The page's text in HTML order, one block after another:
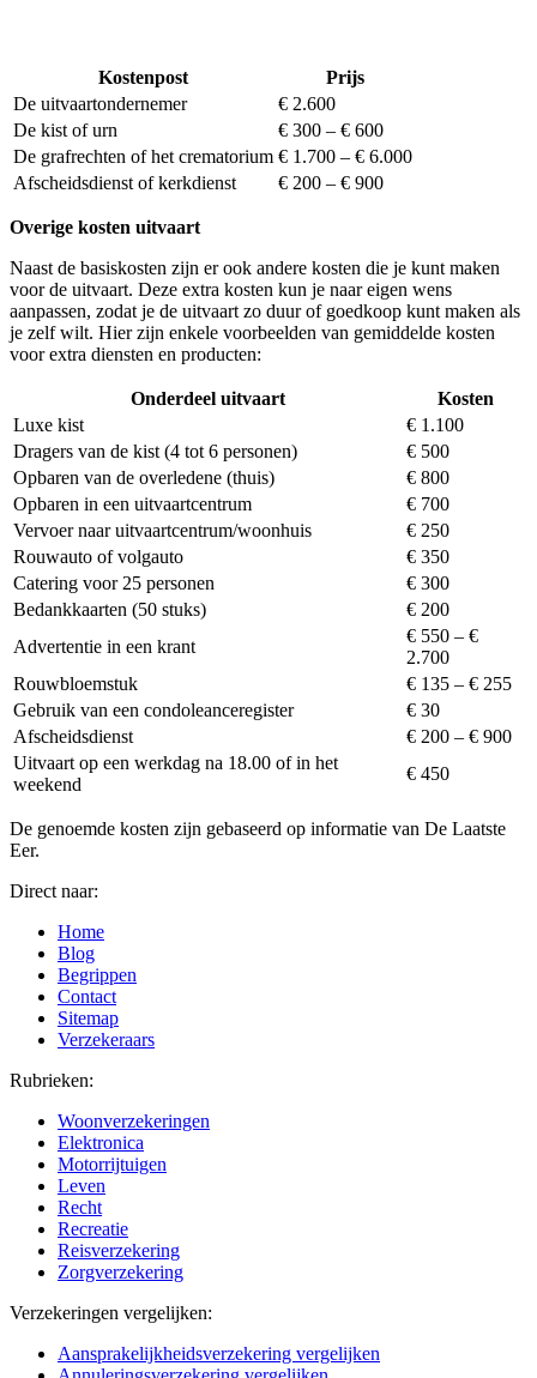
Kostenpost
Prijs
De uitvaartondernemer
€ 2.600
De kist of urn
€ 300 – € 600
De grafrechten of het crematorium € 1.700 – € 6.000
Afscheidsdienst of kerkdienst
€ 200 – € 900
Overige kosten uitvaart
Naast de basiskosten zijn er ook andere kosten die je kunt maken
voor de uitvaart. Deze extra kosten kun je naar eigen wens
aanpassen, zodat je de uitvaart zo duur of goedkoop kunt maken als
je zelf wilt. Hier zijn enkele voorbeelden van gemiddelde kosten
voor extra diensten en producten:
Onderdeel uitvaart
Kosten
Luxe kist
€ 1.100
Dragers van de kist (4 tot 6 personen)
€ 500
Opbaren van de overledene (thuis)
€ 800
Opbaren in een uitvaartcentrum
€ 700
Vervoer naar uitvaartcentrum/woonhuis
€ 250
Rouwauto of volgauto
€ 350
Catering voor 25 personen
€ 300
Bedankkaarten (50 stuks)
€ 200
Advertentie in een krant
€ 550 – €
2.700
Rouwbloemstuk
€ 135 – € 255
Gebruik van een condoleanceregister
€ 30
Afscheidsdienst
€ 200 – € 900
Uitvaart op een werkdag na 18.00 of in het
weekend
€ 450
De genoemde kosten zijn gebaseerd op informatie van De Laatste
Eer.
Direct naar:
Home
Blog
Begrippen
Contact
Sitemap
Verzekeraars
Rubrieken:
Woonverzekeringen
Elektronica
Motorrijtuigen
Leven
Recht
Recreatie
Reisverzekering
Zorgverzekering
Verzekeringen vergelijken:
Aansprakelijkheidsverzekering vergelijken